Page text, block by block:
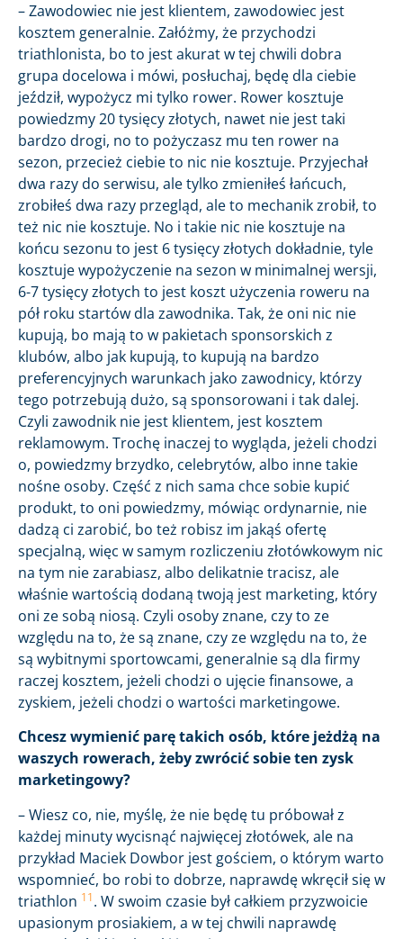
– Zawodowiec nie jest klientem, zawodowiec jest
kosztem generalnie. Załóżmy, że przychodzi
triathlonista, bo to jest akurat w tej chwili dobra
grupa docelowa i mówi, posłuchaj, będę dla ciebie
jeździł, wypożycz mi tylko rower. Rower kosztuje
powiedzmy 20 tysięcy złotych, nawet nie jest taki
bardzo drogi, no to pożyczasz mu ten rower na
sezon, przecież ciebie to nic nie kosztuje. Przyjechał
dwa razy do serwisu, ale tylko zmieniłeś łańcuch,
zrobiłeś dwa razy przegląd, ale to mechanik zrobił, to
też nic nie kosztuje. No i takie nic nie kosztuje na
końcu sezonu to jest 6 tysięcy złotych dokładnie, tyle
kosztuje wypożyczenie na sezon w minimalnej wersji,
6-7 tysięcy złotych to jest koszt użyczenia roweru na
pół roku startów dla zawodnika. Tak, że oni nic nie
kupują, bo mają to w pakietach sponsorskich z
klubów, albo jak kupują, to kupują na bardzo
preferencyjnych warunkach jako zawodnicy, którzy
tego potrzebują dużo, są sponsorowani i tak dalej.
Czyli zawodnik nie jest klientem, jest kosztem
reklamowym. Trochę inaczej to wygląda, jeżeli chodzi
o, powiedzmy brzydko, celebrytów, albo inne takie
nośne osoby. Część z nich sama chce sobie kupić
produkt, to oni powiedzmy, mówiąc ordynarnie, nie
dadzą ci zarobić, bo też robisz im jakąś ofertę
specjalną, więc w samym rozliczeniu złotówkowym nic
na tym nie zarabiasz, albo delikatnie tracisz, ale
właśnie wartością dodaną twoją jest marketing, który
oni ze sobą niosą. Czyli osoby znane, czy to ze
względu na to, że są znane, czy ze względu na to, że
są wybitnymi sportowcami, generalnie są dla firmy
raczej kosztem, jeżeli chodzi o ujęcie finansowe, a
zyskiem, jeżeli chodzi o wartości marketingowe.
Chcesz wymienić parę takich osób, które jeżdżą na
waszych rowerach, żeby zwrócić sobie ten zysk
marketingowy?
– Wiesz co, nie, myślę, że nie będę tu próbował z
każdej minuty wycisnąć najwięcej złotówek, ale na
przykład Maciek Dowbor jest gościem, o którym warto
wspomnieć, bo robi to dobrze, naprawdę wkręcił się w
triathlon 11. W swoim czasie był całkiem przyzwoicie
upasionym prosiakiem, a w tej chwili naprawdę